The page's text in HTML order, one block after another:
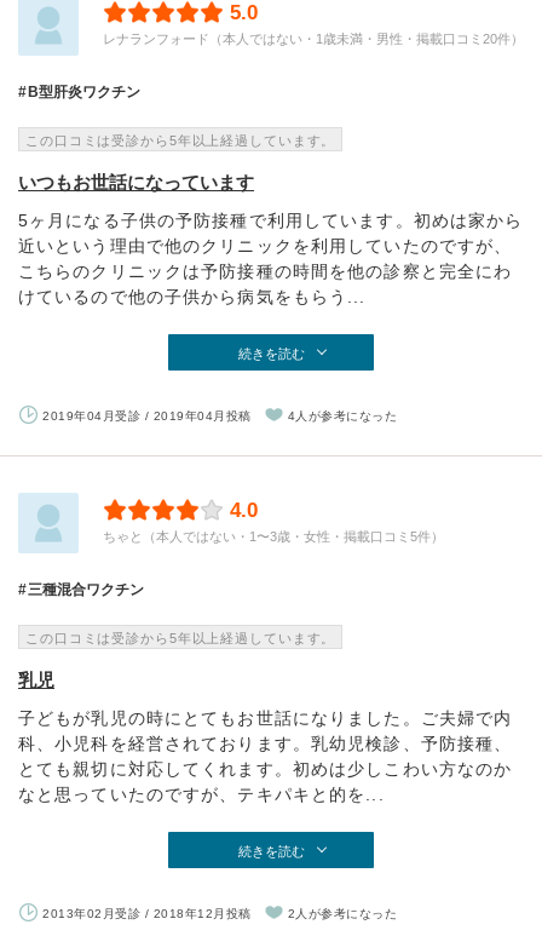
5.0
レナランフォード（本人ではない・1歳未満・男性・掲載口コミ20件）
B型肝炎ワクチン
この口コミは受診から5年以上経過しています。
いつもお世話になっています
5ヶ月になる子供の予防接種で利用しています。初めは家から
近いという理由で他のクリニックを利用していたのですが、
こちらのクリニックは予防接種の時間を他の診察と完全にわ
けているので他の子供から病気をもらう...
続きを読む
2019年04月受診 / 2019年04月投稿 4人が参考になった
4.0
ちゃと（本人ではない・1〜3歳・女性・掲載口コミ5件）
三種混合ワクチン
この口コミは受診から5年以上経過しています。
乳児
子どもが乳児の時にとてもお世話になりました。ご夫婦で内
科、小児科を経営されております。乳幼児検診、予防接種、
とても親切に対応してくれます。初めは少しこわい方なのか
なと思っていたのですが、テキパキと的を...
続きを読む
2013年02月受診 / 2018年12月投稿 2人が参考になった